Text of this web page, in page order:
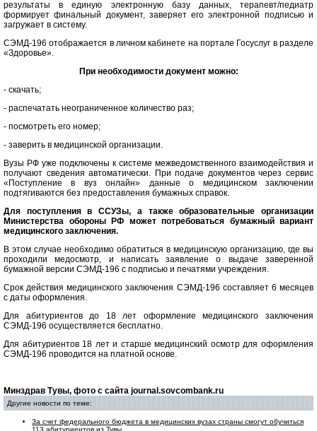
результаты в единую электронную базу данных, терапевт/педиатр
формирует финальный документ, заверяет его электронной подписью и
загружает в систему.
СЭМД-196 отображается в личном кабинете на портале Госуслуг в разделе
«Здоровье».
При необходимости документ можно:
- скачать;
- распечатать неограниченное количество раз;
- посмотреть его номер;
- заверить в медицинской организации.
Вузы РФ уже подключены к системе межведомственного взаимодействия и
получают сведения автоматически. При подаче документов через сервис
«Поступление в вуз онлайн» данные о медицинском заключении
подтягиваются без предоставления бумажных справок.
Для поступления в ССУЗы, а также образовательные организации
Министерства обороны РФ может потребоваться бумажный вариант
медицинского заключения.
В этом случае необходимо обратиться в медицинскую организацию, где вы
проходили медосмотр, и написать заявление о выдаче заверенной
бумажной версии СЭМД-196 с подписью и печатями учреждения.
Срок действия медицинского заключения СЭМД-196 составляет 6 месяцев
с даты оформления.
Для абитуриентов до 18 лет оформление медицинского заключения
СЭМД-196 осуществляется бесплатно.
Для абитуриентов 18 лет и старше медицинский осмотр для оформления
СЭМД-196 проводится на платной основе.
Минздрав Тувы, фото с сайта journal.sovcombank.ru
Другие новости по теме:
За счет федерального бюджета в медицинских вузах страны смогут обучиться